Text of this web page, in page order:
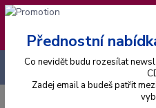
❣️ Od 4.8. do 13.8.
expedice
+420 725 736 293
Přednostní
Co nevidět budu rozesílat
Zadej email a budeš patřit